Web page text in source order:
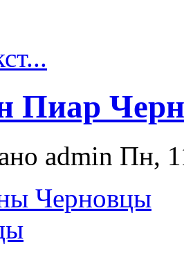
Пиар
admin Пн,
Черновцы